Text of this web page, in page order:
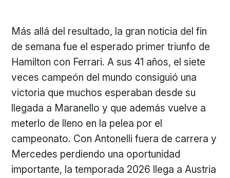
Más allá del resultado, la gran noticia del fin
de semana fue el esperado primer triunfo de
Hamilton con Ferrari. A sus 41 años, el siete
veces campeón del mundo consiguió una
victoria que muchos esperaban desde su
llegada a Maranello y que además vuelve a
meterlo de lleno en la pelea por el
campeonato. Con Antonelli fuera de carrera y
Mercedes perdiendo una oportunidad
importante, la temporada 2026 llega a Austria